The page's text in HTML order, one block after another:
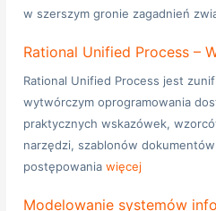
w szerszym gronie zagadnień
Rational Unified Process –
Rational Unified Process jest
wytwórczym oprogramowania
praktycznych wskazówek,
narzędzi, szablonów dokumentów
postępowaniawięcej
Modelowanie systemów